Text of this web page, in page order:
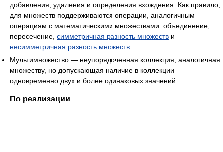
добавления, удаления и определения вхождения. Как правило,
для множеств поддерживаются операции, аналогичным
операциям с математическими множествами: объединение,
пересечение, симметричная разность множеств и
несимметричная разность множеств
Мультимножество — неупорядоченная коллекция, аналогичная
множеству, но допускающая наличие в коллекции
одновременно двух и более одинаковых значений.
По реализации